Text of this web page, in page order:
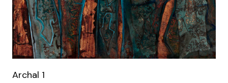
Archal 1